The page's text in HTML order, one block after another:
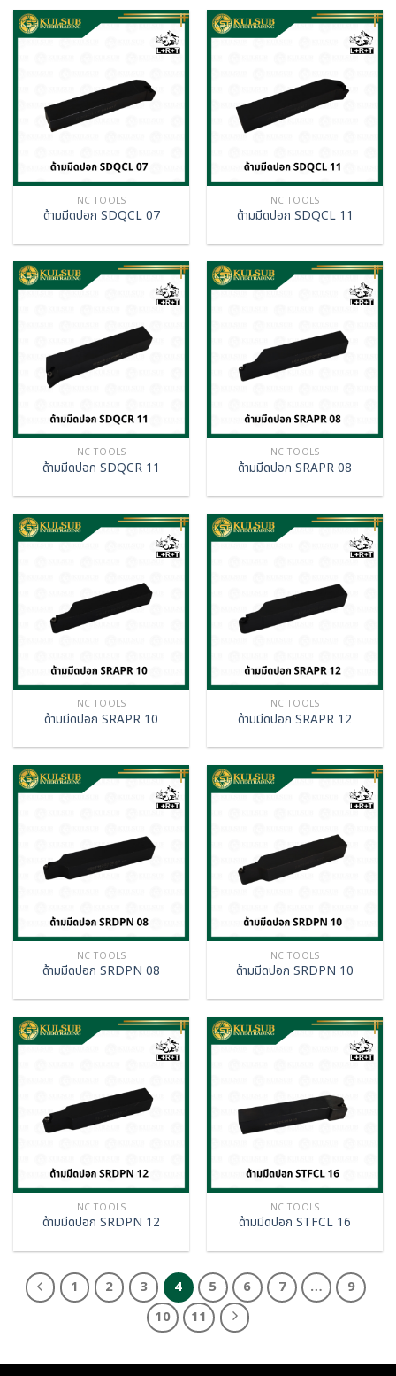
NC TOOLS
ด้ามมีดปอก SDQCL 07
NC TOOLS
ด้ามมีดปอก SDQCL 11
NC TOOLS
ด้ามมีดปอก SDQCR 11
NC TOOLS
ด้ามมีดปอก SRAPR 08
NC TOOLS
ด้ามมีดปอก SRAPR 10
NC TOOLS
ด้ามมีดปอก SRAPR 12
NC TOOLS
ด้ามมีดปอก SRDPN 08
NC TOOLS
ด้ามมีดปอก SRDPN 10
NC TOOLS
ด้ามมีดปอก SRDPN 12
NC TOOLS
ด้ามมีดปอก STFCL 16
1 2 3 4 5 6 7 …
9
10
11